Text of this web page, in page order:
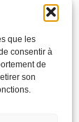
que les
consentir à
de
son